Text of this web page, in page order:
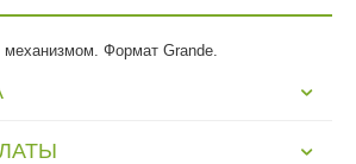
Формат Grande.